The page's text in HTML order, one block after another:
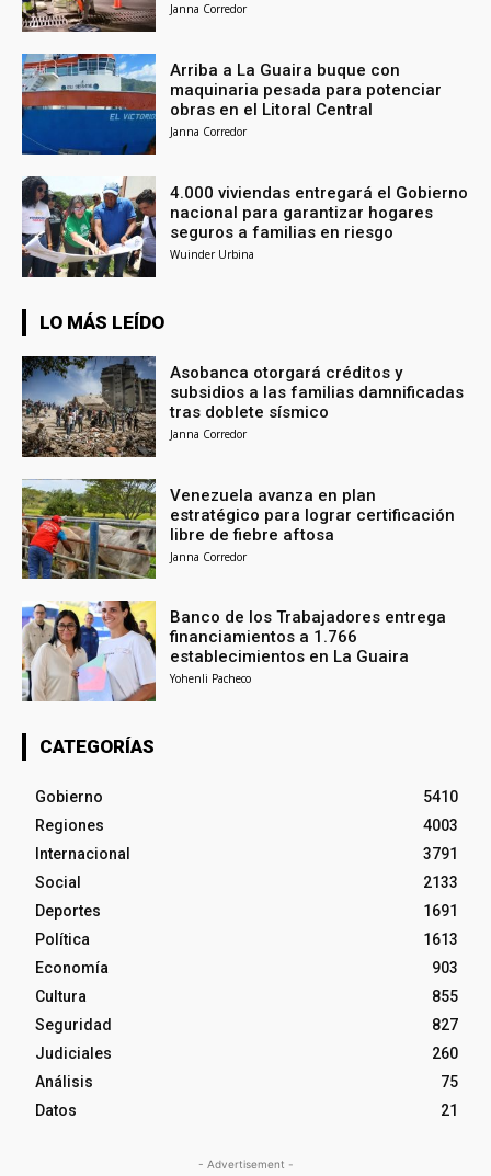
Janna Corredor
Arriba a La Guaira buque con
maquinaria pesada para potenciar
obras en el Litoral Central
Janna Corredor
4.000 viviendas entregará el Gobierno
nacional para garantizar hogares
seguros a familias en riesgo
Wuinder Urbina
LO MÁS LEÍDO
Asobanca otorgará créditos y
subsidios a las familias damnificadas
tras doblete sísmico
Janna Corredor
Venezuela avanza en plan
estratégico para lograr certificación
libre de fiebre aftosa
Janna Corredor
Banco de los Trabajadores entrega
financiamientos a 1.766
establecimientos en La Guaira
Yohenli Pacheco
CATEGORÍAS
Gobierno
5410
Regiones
4003
Internacional
3791
Social
2133
Deportes
1691
Política
1613
Economía
903
Cultura
855
Seguridad
827
Judiciales
260
Análisis
75
Datos
21
- Advertisement -